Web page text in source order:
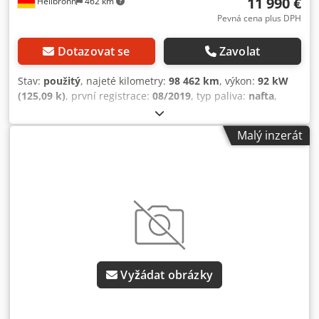
Pevná cena plus DPH
Dotazovat se Zavolat
Stav: použitý, najeté kilometry: 98 462 km, výkon: 92 kW
(125,09 k), první registrace: 08/2019, typ paliva: nafta,
, barva:
mechanický, emisní třída:Euro 6, počet míst k sezení:3,
, šířka ložného prostoru:
posilovač řízení, airbag řidiče, 6stupňová manuální
převodovka, otáčkoměr, posilovač řízení, elektrická okna,
palubní počítač, elektrická vnější zrcátka, středová loketní
opěrka, křídlové dveře, klimatizace, centrální zamykání s
dálkovým ovládáním, elektrická přípojka, chladící agregát
Carrier Vatna 200, chladící desky, mrazák atd. Vyhrazujeme
si právo na omyly, mezitímní prodej a tiskové chyby.
Malý inzerát
Vyžádat obrázky